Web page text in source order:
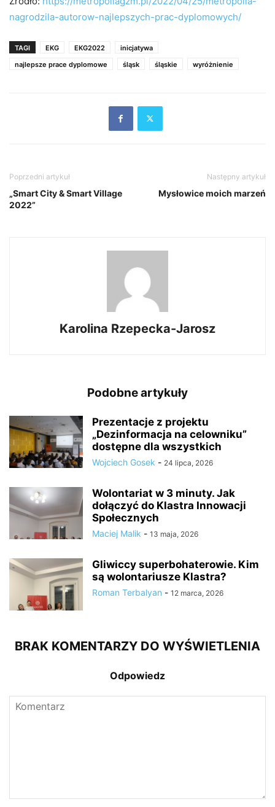
nagrodzila-autorow-najlepszych-prac-dyplomowych/
TAGI EKG EKG2022
inicjatywa
najlepsze prace dyplomowe
śląsk śląskie wyróżnienie
Poprzedni artykuł
„Smart City & Smart Village
2022”
Następny artykuł
Mysłowice moich marzeń
Karolina Rzepecka-Jarosz
Podobne artykuły
Prezentacje z projektu
„Dezinformacja na celowniku”
dostępne dla wszystkich
Wojciech Gosek - 24 lipca, 2026
Wolontariat w 3 minuty. Jak
dołączyć do Klastra Innowacji
Społecznych
Maciej Malik - 13 maja, 2026
Gliwiccy superbohaterowie. Kim
są wolontariusze Klastra?
Roman Terbalyan - 12 marca, 2026
BRAK KOMENTARZY DO WYŚWIETLENIA
Odpowiedz